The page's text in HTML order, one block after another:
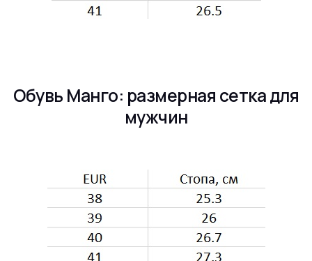
Обувь Манго: размерная сетка для
мужчин